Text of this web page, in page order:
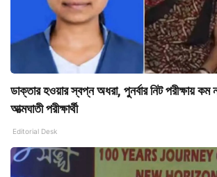
ডাক্তার হওয়ার স্বপ্ন অধরা, পুনর্বার নিট পরীক্ষায় কম
আত্মঘাতী পরীক্ষার্থী
Editorial Desk